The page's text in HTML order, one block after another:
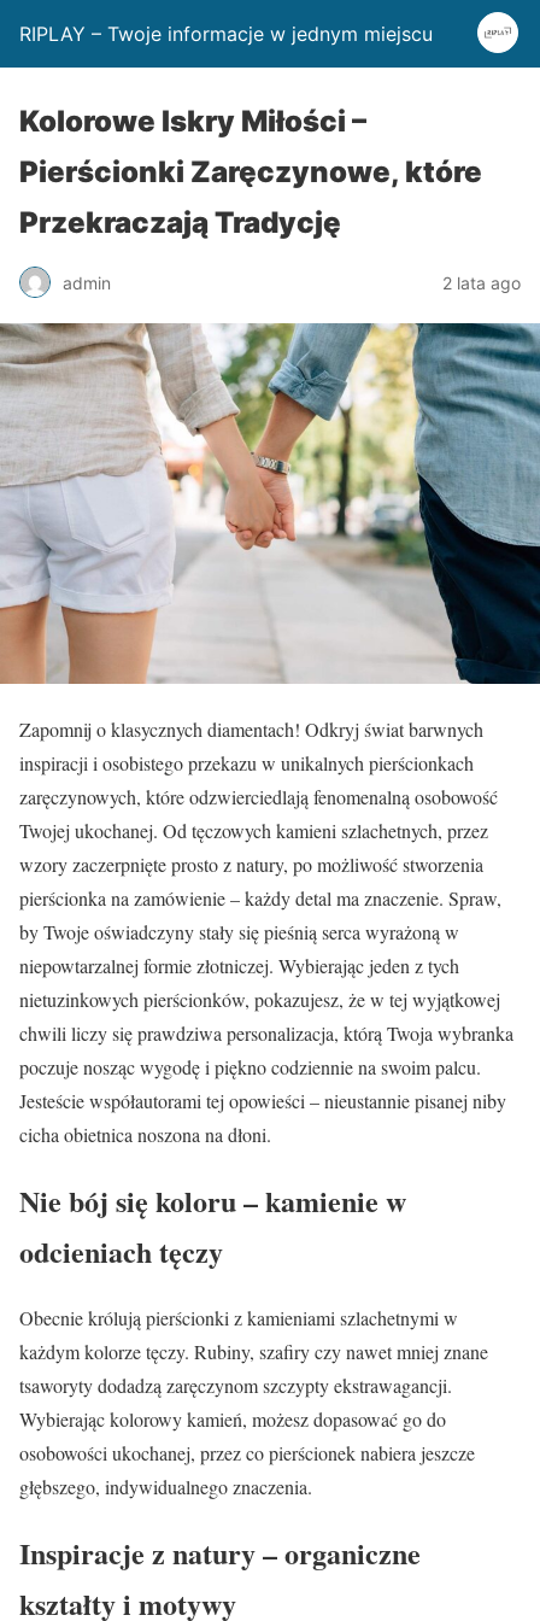
RIPLAY – Twoje informacje w jednym miejscu
Kolorowe Iskry Miłości –
Pierścionki Zaręczynowe, które
Przekraczają Tradycję
admin 2 lata ago
Zapomnij o klasycznych diamentach! Odkryj świat barwnych
inspiracji i osobistego przekazu w unikalnych pierścionkach
zaręczynowych, które odzwierciedlają fenomenalną osobowość
Twojej ukochanej. Od tęczowych kamieni szlachetnych, przez
wzory zaczerpnięte prosto z natury, po możliwość stworzenia
pierścionka na zamówienie – każdy detal ma znaczenie. Spraw,
by Twoje oświadczyny stały się pieśnią serca wyrażoną w
niepowtarzalnej formie złotniczej. Wybierając jeden z tych
nietuzinkowych pierścionków, pokazujesz, że w tej wyjątkowej
chwili liczy się prawdziwa personalizacja, którą Twoja wybranka
poczuje nosząc wygodę i piękno codziennie na swoim palcu.
Jesteście współautorami tej opowieści – nieustannie pisanej niby
cicha obietnica noszona na dłoni.
Nie bój się koloru – kamienie w
odcieniach tęczy
Obecnie królują pierścionki z kamieniami szlachetnymi w
każdym kolorze tęczy. Rubiny, szafiry czy nawet mniej znane
tsaworyty dodadzą zaręczynom szczypty ekstrawagancji.
Wybierając kolorowy kamień, możesz dopasować go do
osobowości ukochanej, przez co pierścionek nabiera jeszcze
głębszego, indywidualnego znaczenia.
Inspiracje z natury – organiczne
kształty i motywy